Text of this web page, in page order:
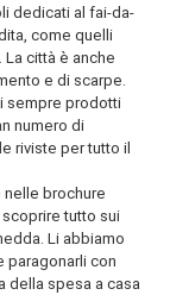
dedicati al fai-da-
come quelli
città è anche
e di scarpe.
sempre prodotti
numero di
riviste per tutto il
brochure
tutto sui
Li abbiamo
paragonarli con
della spesa a casa